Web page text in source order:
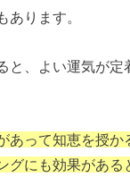
あります。
と、よい運気が定
あって知恵を授か
グにも効果がある